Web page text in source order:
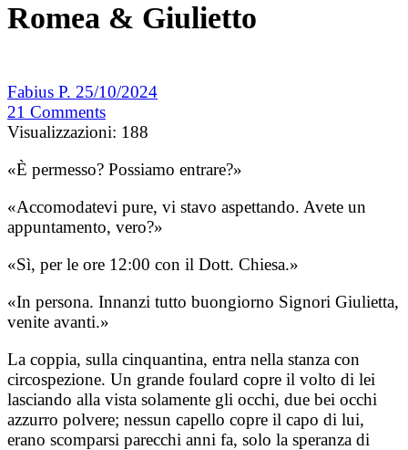
Romea & Giulietto
Fabius P. 25/10/2024
21 Comments
Visualizzazioni: 188
«È permesso? Possiamo entrare?»
«Accomodatevi pure, vi stavo aspettando. Avete un
appuntamento, vero?»
«Sì, per le ore 12:00 con il Dott. Chiesa.»
«In persona. Innanzi tutto buongiorno Signori Giulietta,
venite avanti.»
La coppia, sulla cinquantina, entra nella stanza con
circospezione. Un grande foulard copre il volto di lei
lasciando alla vista solamente gli occhi, due bei occhi
azzurro polvere; nessun capello copre il capo di lui,
erano scomparsi parecchi anni fa, solo la speranza di